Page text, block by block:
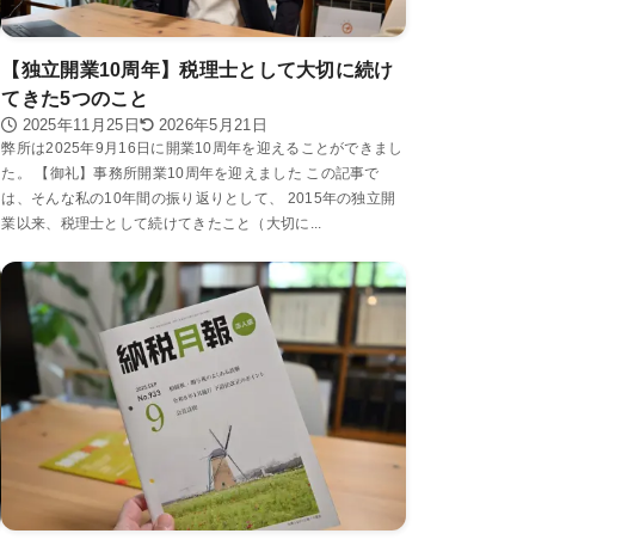
【独立開業10周年】税理士として大切に続け
てきた5つのこと
2025年11月25日 2026年5月21日
弊所は2025年9月16日に開業10周年を迎えることができまし
た。 【御礼】事務所開業10周年を迎えました この記事で
は、そんな私の10年間の振り返りとして、 2015年の独立開
業以来、税理士として続けてきたこと（大切に...